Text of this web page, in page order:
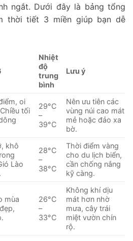
ngắt. Dưới đây là bảng tổng
thời tiết 3 miền giúp bạn dễ
Nhiệt
độ
trung
bình
Lưu ý
oi
tối
29°C
–
39°C
Nên ưu tiên các
vùng núi cao mát
mẻ hoặc đảo xa
bờ.
khô
Lào
28°C
–
38°C
Thời điểm vàng
cho du lịch biển,
cần chống nắng
kỹ càng.
mùa
26°C
–
33°C
Không khí dịu
mát hơn nhờ
mưa, cây trái
miệt vườn chín
rộ.